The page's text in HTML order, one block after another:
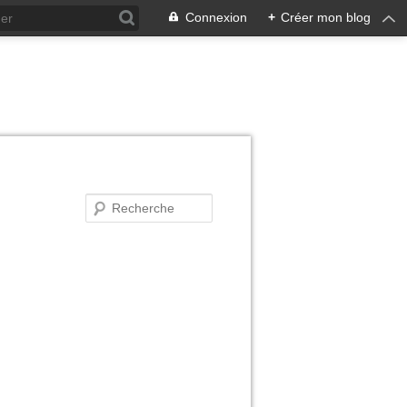
Connexion + Créer mon blog